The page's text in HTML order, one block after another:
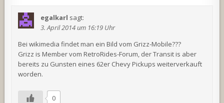
egalkarl sagt:
3. April 2014 um 16:19 Uhr
Bei wikimedia findet man ein Bild vom Grizz-Mobile???
Grizz is Member vom RetroRides-Forum, der Transit is aber
bereits zu Gunsten eines 62er Chevy Pickups weiterverkauft
worden.
0